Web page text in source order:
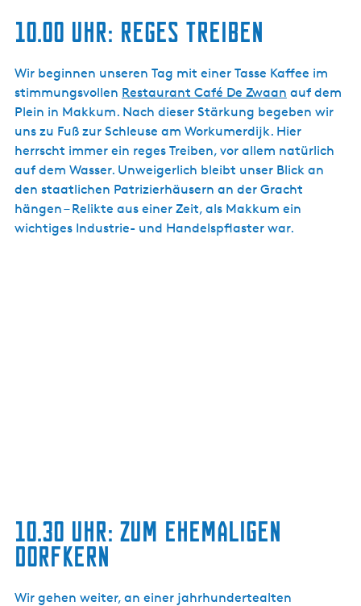
10.00 UHR: REGES TREIBEN
Wir beginnen unseren Tag mit einer Tasse Kaffee im
stimmungsvollen Restaurant Café De Zwaan auf dem
Plein in Makkum. Nach dieser Stärkung begeben wir
uns zu Fuß zur Schleuse am Workumerdijk. Hier
herrscht immer ein reges Treiben, vor allem natürlich
auf dem Wasser. Unweigerlich bleibt unser Blick an
den staatlichen Patrizierhäusern an der Gracht
hängen – Relikte aus einer Zeit, als Makkum ein
wichtiges Industrie- und Handelspflaster war.
10.30 UHR: ZUM EHEMALIGEN
DORFKERN
Wir gehen weiter, an einer jahrhundertealten